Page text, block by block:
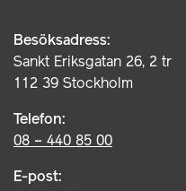
Besöksadress:
Sankt Eriksgatan 26, 2 tr
112 39 Stockholm
Telefon:
08 – 440 85 00
E-post: